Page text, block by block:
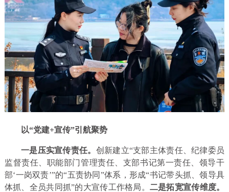
以“党建+宣传”引航聚势
一是压实宣传责任。 创新建立“支部主体责任、纪律委员
监督责任、职能部门管理责任、支部书记第一责任、领导干
部‘一岗双责’”的“五责协同”体系，形成“书记带头抓、领导具
体抓、全员共同抓”的大宣传工作格局。 二是拓宽宣传维度。